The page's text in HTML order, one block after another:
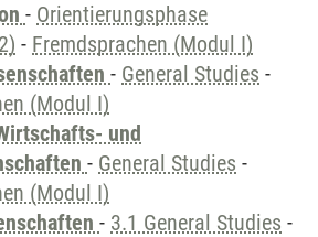
- Orientierungsphase
- Fremdsprachen (Modul I)
- General Studies -
(Modul I)
und
- General Studies -
(Modul I)
- 3.1 General Studies -